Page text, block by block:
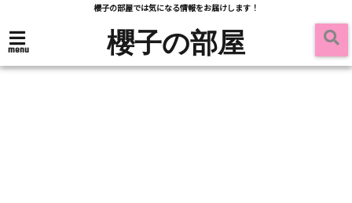
櫻子の部屋では気になる情報をお届けします！
menu 櫻子の部屋